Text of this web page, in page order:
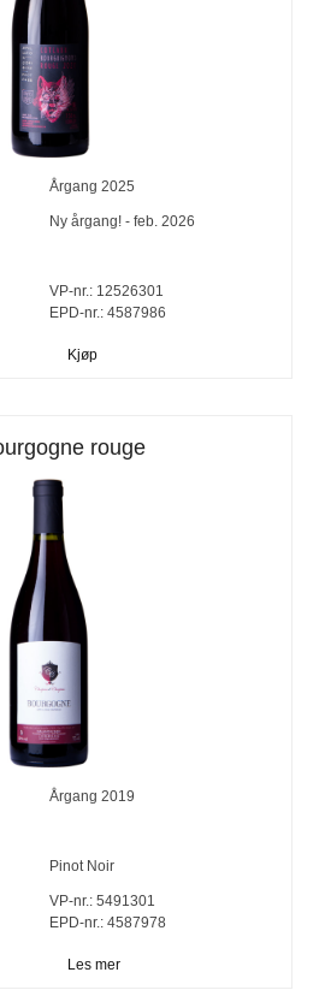
Årgang 2025
Ny årgang! - feb. 2026
VP-nr.: 12526301
EPD-nr.: 4587986
Kjøp
rouge
Årgang 2019
Pinot Noir
VP-nr.:5491301
EPD-nr.: 4587978
Les mer